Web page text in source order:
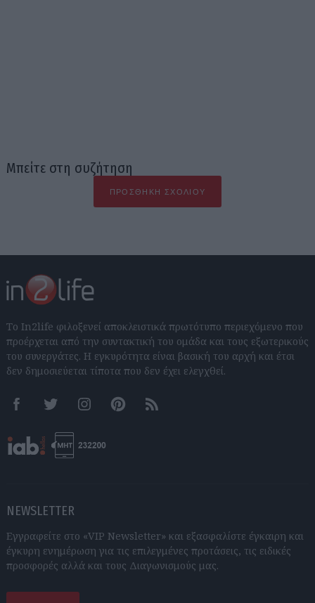
Μπείτε στη συζήτηση
ΠΡΟΣΘΉΚΗ ΣΧΟΛΊΟΥ
Το In2life φιλοξενεί αποκλειστικά πρωτότυπο περιεχόμενο που
προέρχεται από την συντακτική του ομάδα και τους εξωτερικούς
του συνεργάτες. Η εγκυρότητα είναι βασική του αρχή και έτσι
δεν δημοσιεύεται τίποτα που δεν έχει ελεγχθεί.
FacebookTwitter InstagramPinterestRSS feeds
NEWSLETTER
Εγγραφείτε στο «VIP Newsletter» και εξασφαλίστε έγκαιρη και
έγκυρη ενημέρωση για τις επιλεγμένες προτάσεις, τις ειδικές
προσφορές αλλά και τους Διαγωνισμούς μας.